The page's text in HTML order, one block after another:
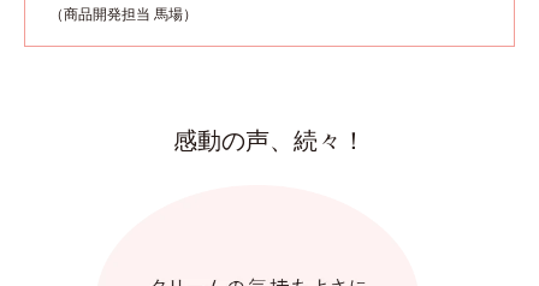
（商品開発担当 馬場）
感動の声、続々！